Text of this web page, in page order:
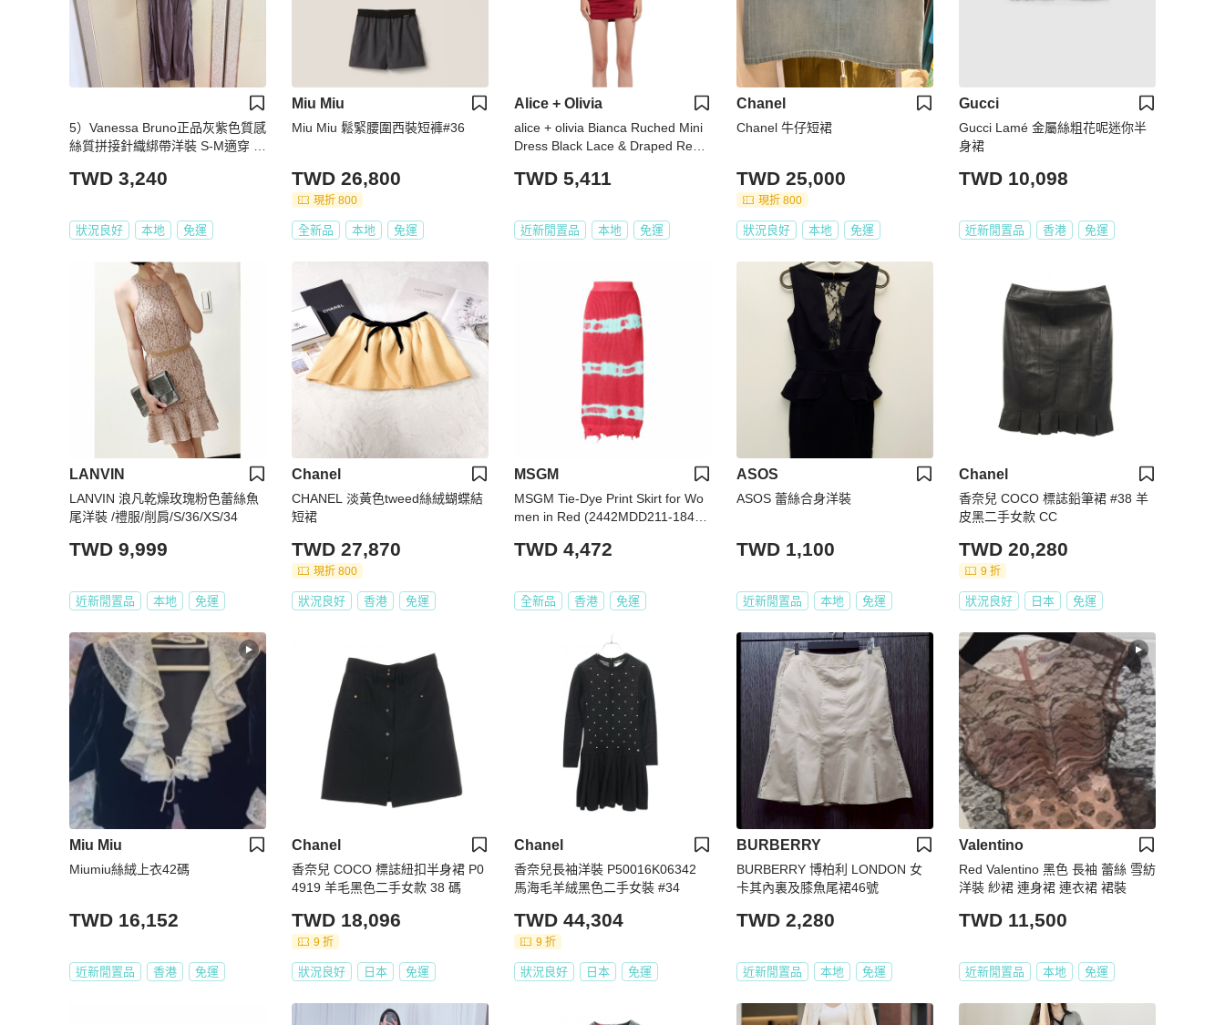
5）Vanessa Bruno正品灰紫色質感
絲質拼接針織綁帶洋裝 S-M適穿 9
TWD 3,240
狀況良好 本地 免運
Miu Miu
Miu Miu 鬆緊腰圍西裝短褲#36
TWD 26,800
現折 800
全新品 本地 免運
Alice + Olivia
alice + olivia Bianca Ruched Mini
Dress Black Lace & Draped Red
TWD 5,411
近新閒置品 本地 免運
Chanel
Chanel 牛仔短裙
TWD 25,000
現折 800
狀況良好 本地 免運
Gucci
Gucci Lamé 金屬絲粗花呢迷你半
身裙
TWD 10,098
近新閒置品 香港 免運
LANVIN
LANVIN 浪凡乾燥玫瑰粉色蕾絲魚
尾洋裝 /禮服/削肩/S/36/XS/34
TWD 9,999
近新閒置品 本地 免運
Chanel
CHANEL 淡黃色tweed絲絨蝴蝶結
短裙
TWD 27,870
現折 800
狀況良好 香港 免運
MSGM
MSGM Tie-Dye Print Skirt for Wo
men in Red (2442MDD211-18449
TWD 4,472
全新品 香港 免運
ASOS
ASOS 蕾絲合身洋裝
TWD 1,100
近新閒置品 本地 免運
Chanel
香奈兒 COCO 標誌鉛筆裙 #38 羊
皮黑二手女款 CC
TWD 20,280
9 折
狀況良好 日本 免運
Miu Miu
Miumiu絲絨上衣42碼
TWD 16,152
近新閒置品 香港 免運
Chanel
香奈兒 COCO 標誌紐扣半身裙 P0
4919 羊毛黑色二手女款 38 碼
TWD 18,096
9 折
狀況良好 日本 免運
Chanel
香奈兒長袖洋裝 P50016K06342
馬海毛羊絨黑色二手女裝 #34
TWD 44,304
9 折
狀況良好 日本 免運
BURBERRY
BURBERRY 博柏利 LONDON 女
卡其內裏及膝魚尾裙46號
TWD 2,280
近新閒置品 本地 免運
Valentino
Red Valentino 黑色 長袖 蕾絲 雪紡
洋裝 紗裙 連身裙 連衣裙 裙裝
TWD 11,500
近新閒置品 本地 免運